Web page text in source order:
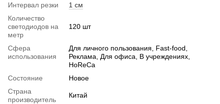
Интервал резки
1 см
Количество
светодиодов на
метр
120 шт
Сфера
использования
Для личного пользования, Fast-food,
Реклама, Для офиса, В учреждениях,
HoReCa
Состояние
Новое
Страна
производитель
Китай